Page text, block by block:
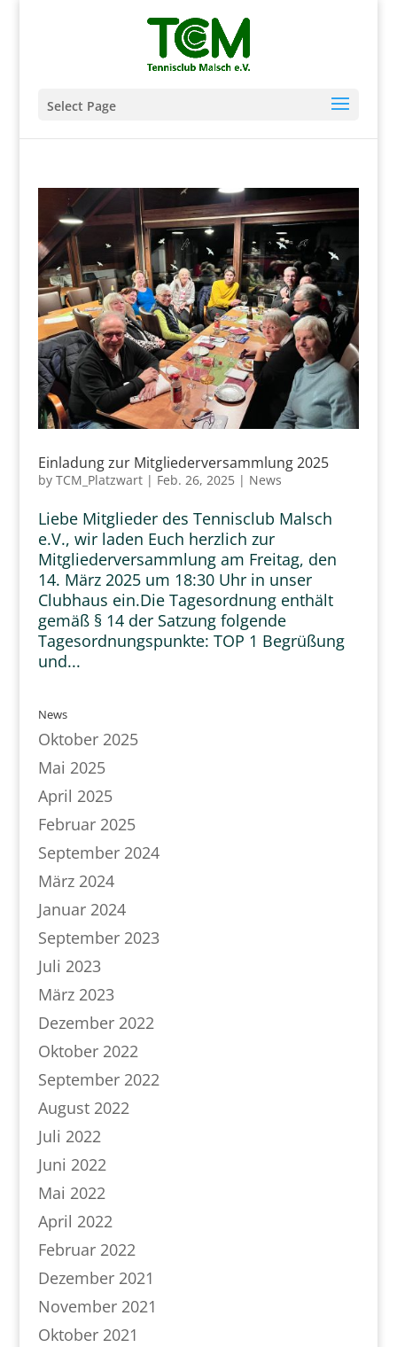
Select Page
Einladung zur Mitgliederversammlung 2025
by TCM_Platzwart| Feb. 26, 2025| News
Liebe Mitglieder des Tennisclub Malsch
e.V., wir laden Euch herzlich zur
Mitgliederversammlung am Freitag, den
14. März 2025 um 18:30 Uhr in unser
Clubhaus ein.Die Tagesordnung enthält
gemäß § 14 der Satzung folgende
Tagesordnungspunkte: TOP 1 Begrüßung
und...
News
Oktober 2025
Mai 2025
April 2025
Februar 2025
September 2024
März 2024
Januar 2024
September 2023
Juli 2023
März 2023
Dezember 2022
Oktober 2022
September 2022
August 2022
Juli 2022
Juni 2022
Mai 2022
April 2022
Februar 2022
Dezember 2021
November 2021
Oktober 2021